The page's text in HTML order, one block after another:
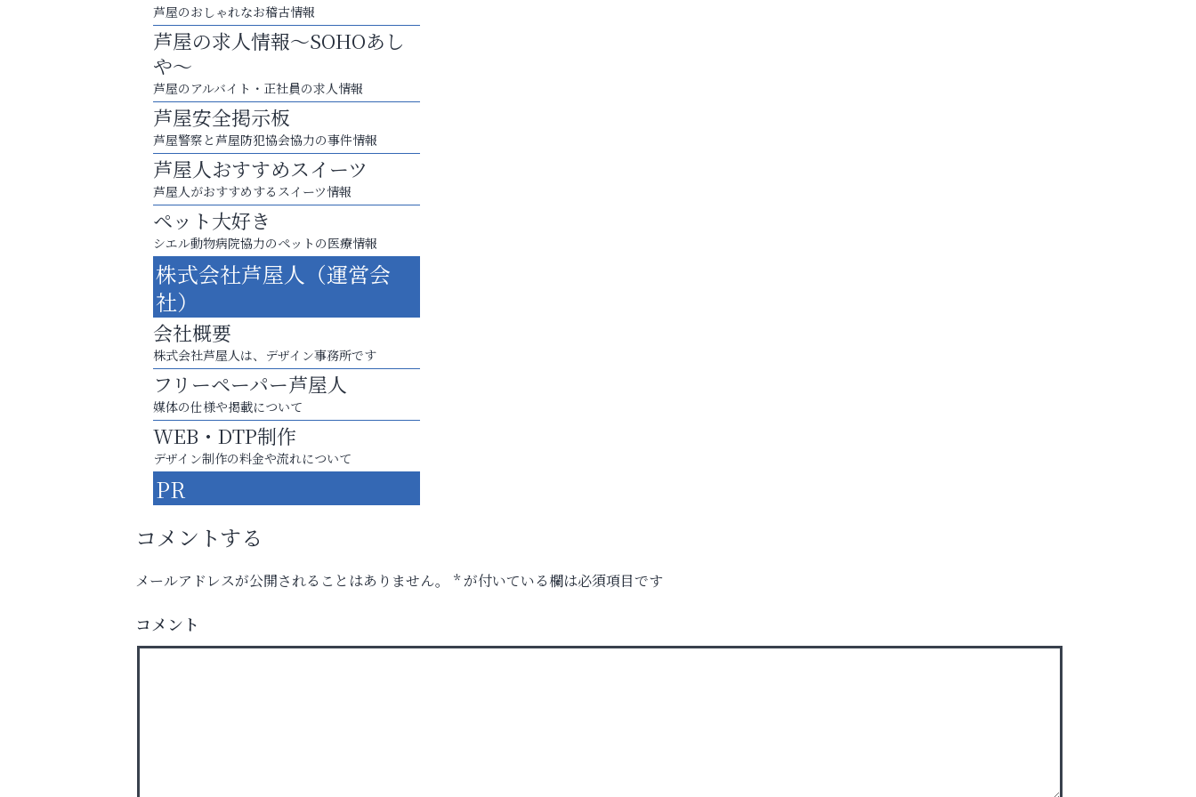
査定のプロが心を込めて出張査定
ご不要品の売却はトレファク出張買取へ
芦屋インターナショナルスク
ール
阪神相続相談協会
芦屋のおしゃれなお稽古情報
芦屋の求人情報～SOHOあし
や～
芦屋のアルバイト・正社員の求人情報
芦屋安全掲示板
芦屋警察と芦屋防犯協会協力の事件情報
芦屋人おすすめスイーツ
芦屋人がおすすめするスイーツ情報
ペット大好き
シエル動物病院協力のペットの医療情報
株式会社芦屋人（運営会
社）
会社概要
株式会社芦屋人は、デザイン事務所です
フリーペーパー芦屋人
媒体の仕様や掲載について
WEB・DTP制作
デザイン制作の料金や流れについて
PR
コメントする
メールアドレスが公開されることはありません。 *が付いている欄は必須項目です
コメント